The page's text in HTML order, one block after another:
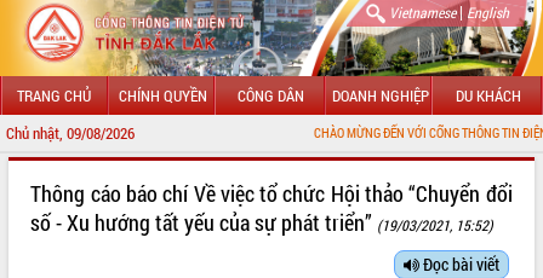
Vietnamese| English
TRANG CHỦ CHÍNH QUYỀN CÔNG DÂN DOANH NGHIỆP DU KHÁCH
Chủ nhật, 09/08/2026 CHÀO MỪNG ĐẾN VỚI CỔNG THÔNG TIN ĐIỆN TỬ TỈNH
LÃNH ĐẠO UBND TỈNH
Thông cáo báo chí Về việc tổ chức Hội thảo “Chuyển đổi
số - Xu hướng tất yếu của sự phát triển” (19/03/2021, 15:52)
Đọc bài viết